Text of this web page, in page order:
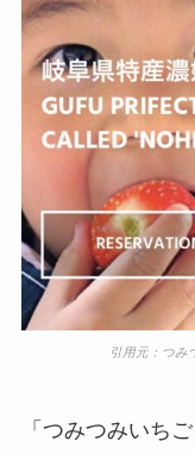
引用元：つみ
「つみつみいち